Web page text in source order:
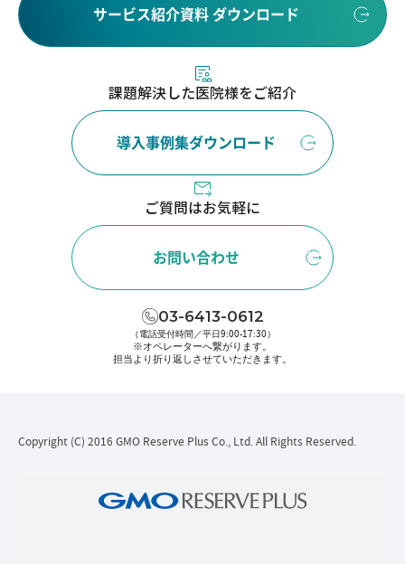
サービス紹介資料 ダウンロード
課題解決した医院様をご紹介
導入事例集ダウンロード
ご質問はお気軽に
お問い合わせ
03-6413-0612
（電話受付時間／平日9:00-17:30）
※オペレーターへ繋がります。
担当より折り返しさせていただきます。
Copyright (C) 2016 GMO Reserve Plus Co., Ltd. All Rights Reserved.